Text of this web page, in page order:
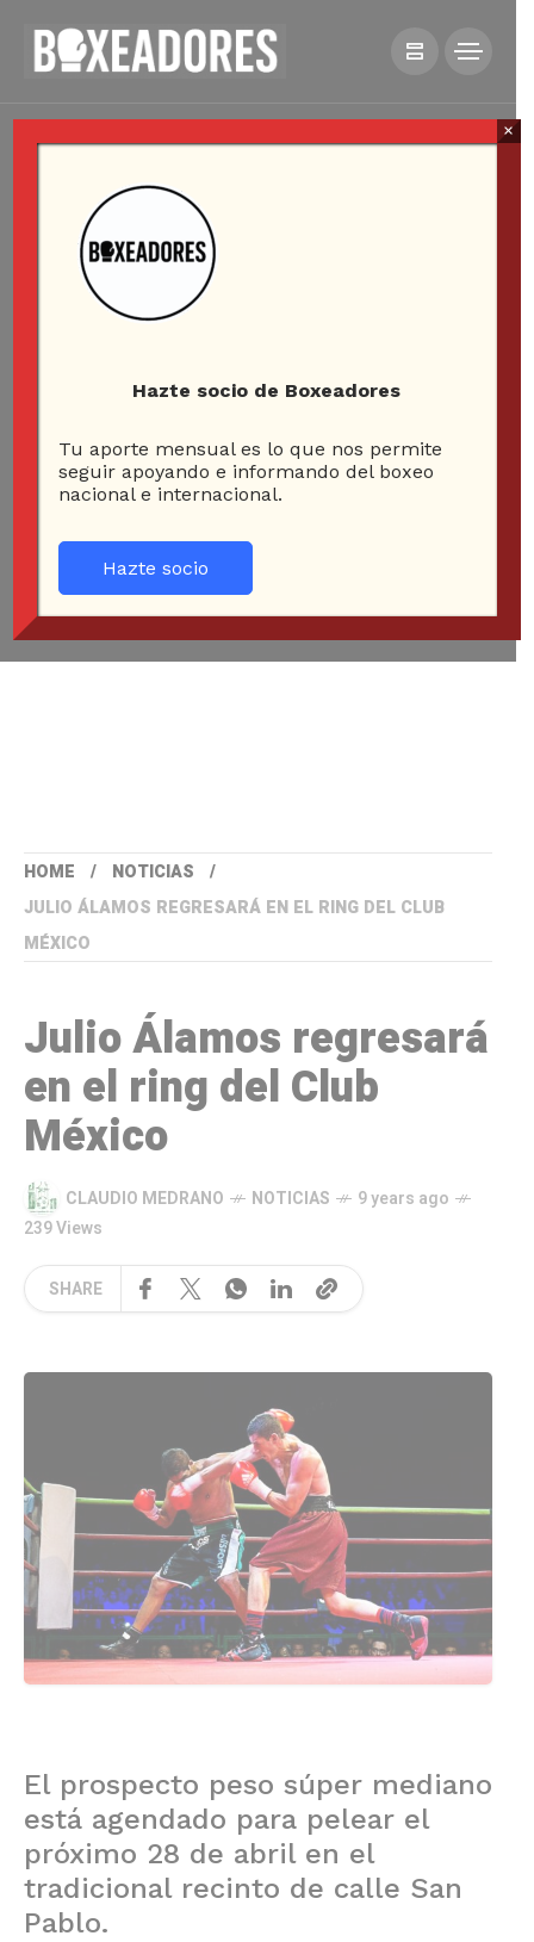
HOME
NOTICIAS
JULIO ÁLAMOS REGRESARÁ EN EL RING DEL CLUB
MÉXICO
Julio Álamos regresará
en el ring del Club
México
CLAUDIO MEDRANO NOTICIAS
9 years ago
239 Views
SHARE
El prospecto peso súper mediano
está agendado para pelear el
próximo 28 de abril en el
tradicional recinto de calle San
Pablo.
Hazte socio de Boxeadores
Tu aporte mensual es lo que nos permite
seguir apoyando e informando del boxeo
nacional e internacional.
Hazte socio
×